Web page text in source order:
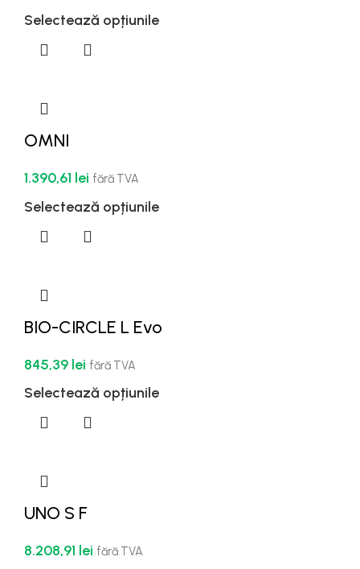
Selectează opțiunile
OMNI
1.390,61 lei fără TVA
Selectează opțiunile
BIO-CIRCLE L Evo
845,39 lei fără TVA
Selectează opțiunile
UNO S F
8.208,91 lei fără TVA